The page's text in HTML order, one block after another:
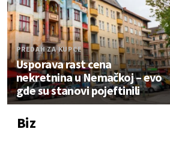
PREDAH ZA KUPCE
Usporava rast cena
nekretnina u Nemačkoj – evo
gde su stanovi pojeftinili
Biz